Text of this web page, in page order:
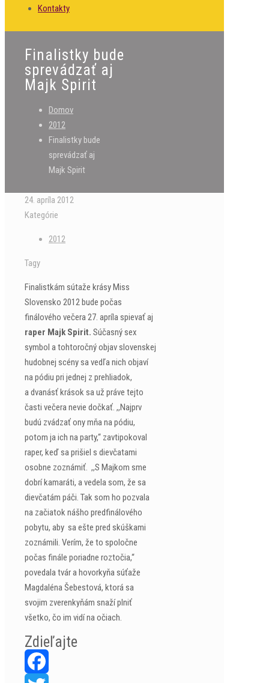
Kontakty
Finalistky bude
sprevádzať aj
Majk Spirit
Domov
2012
Finalistky bude
sprevádzať aj
Majk Spirit
24. apríla 2012
Kategórie
2012
Tagy
Finalistkám sútaže krásy Miss
Slovensko 2012 bude počas
finálového večera 27. apríla spievať aj
raper Majk Spirit. Súčasný sex
symbol a tohtoročný objav slovenskej
hudobnej scény sa vedľa nich objaví
na pódiu pri jednej z prehliadok,
a dvanásť krások sa už práve tejto
časti večera nevie dočkať. ,,Najprv
budú zvádzať ony mňa na pódiu,
potom ja ich na party,“ zavtipokoval
raper, keď sa prišiel s dievčatami
osobne zoznámiť. ,,S Majkom sme
dobrí kamaráti, a vedela som, že sa
dievčatám páči. Tak som ho pozvala
na začiatok nášho predfinálového
pobytu, aby sa ešte pred skúškami
zoznámili. Verím, že to spoločne
počas finále poriadne roztočia,“
povedala tvár a hovorkyňa súťaže
Magdaléna Šebestová, ktorá sa
svojim zverenkyňám snaží plniť
všetko, čo im vidí na očiach.
Zdieľajte